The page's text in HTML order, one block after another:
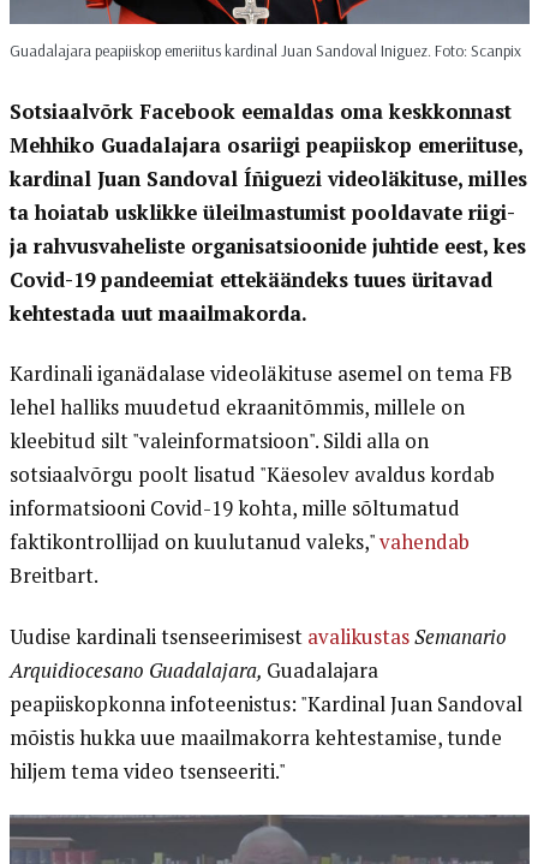
Guadalajara peapiiskop emeriitus kardinal Juan Sandoval Iniguez. Foto: Scanpix
Sotsiaalvõrk Facebook eemaldas oma keskkonnast
Mehhiko Guadalajara osariigi peapiiskop emeriituse,
kardinal Juan Sandoval Íñiguezi videoläkituse, milles
ta hoiatab usklikke üleilmastumist pooldavate riigi-
ja rahvusvaheliste organisatsioonide juhtide eest, kes
Covid-19 pandeemiat ettekäändeks tuues üritavad
kehtestada uut maailmakorda.
Kardinali iganädalase videoläkituse asemel on tema FB
lehel halliks muudetud ekraanitõmmis, millele on
kleebitud silt "valeinformatsioon". Sildi alla on
sotsiaalvõrgu poolt lisatud "Käesolev avaldus kordab
informatsiooni Covid-19 kohta, mille sõltumatud
faktikontrollijad on kuulutanud valeks,"vahendab
Breitbart.
Uudise kardinali tsenseerimisest avalikustas Semanario
Arquidiocesano Guadalajara, Guadalajara
peapiiskopkonna infoteenistus: "Kardinal Juan Sandoval
mõistis hukka uue maailmakorra kehtestamise, tunde
hiljem tema video tsenseeriti."